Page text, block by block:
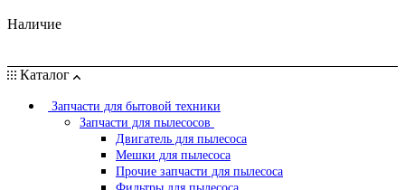
Наличие
Каталог
Запчасти для бытовой техники
Запчасти для пылесосов
Двигатель для пылесоса
Мешки для пылесоса
Прочие запчасти для пылесоса